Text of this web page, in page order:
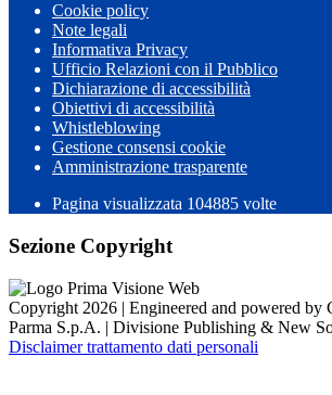
Cookie policy
Note legali
Informativa Privacy
Ufficio Relazioni con il Pubblico
Dichiarazione di accessibilità
Obiettivi di accessibilità
Whistleblowing
Gestione consensi cookie
Amministrazione trasparente
Pagina visualizzata 104885 volte
Sezione Copyright
Copyright 2026 | Engineered and powered by
Parma S.p.A. | Divisione Publishing & New
Disclaimer trattamento dati personali